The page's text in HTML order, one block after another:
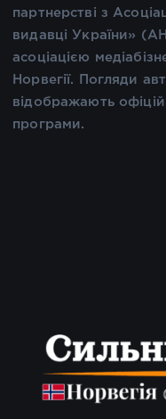
партнерстві з
видавці України»
асоціацією
Норвегії. Погляди
відображають
програми.